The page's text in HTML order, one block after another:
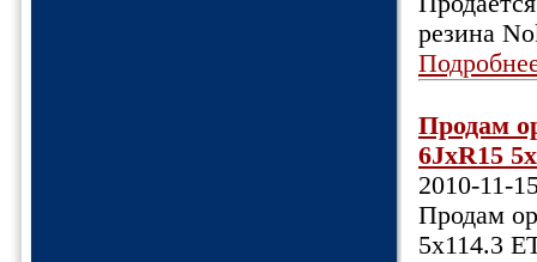
резина
Продам
6JхR15
2010-11-
Продам
5х114.3